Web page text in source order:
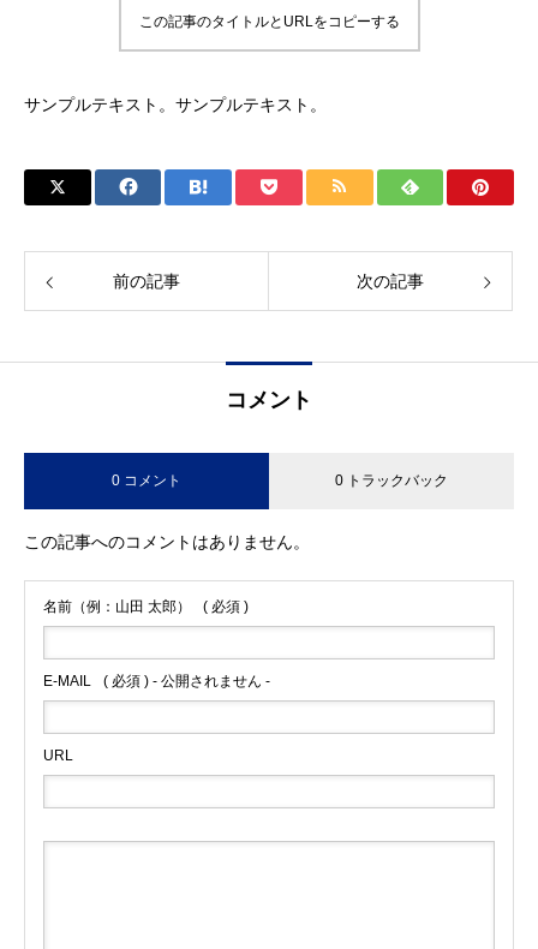
この記事のタイトルとURLをコピーする
サンプルテキスト。サンプルテキスト。
前の記事 次の記事
コメント
0 コメント 0 トラックバック
この記事へのコメントはありません。
名前（例：山田 太郎） ( 必須 )
E-MAIL ( 必須 ) - 公開されません -
URL